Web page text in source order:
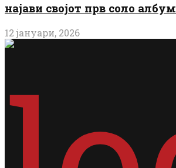
најави својот прв соло албум
12 јануари, 2026